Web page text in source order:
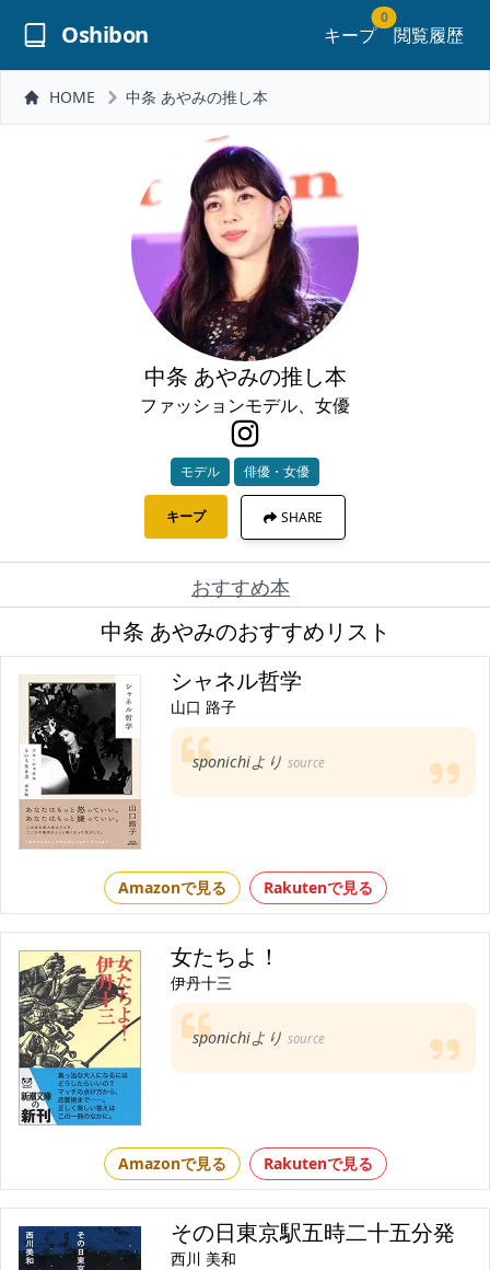
Oshibon キープ
0
閲覧履歴
HOME 中条 あやみの推し本
中条 あやみの推し本
ファッションモデル、女優
モデル 俳優・女優
キープ SHARE
おすすめ本
中条 あやみのおすすめリスト
シャネル哲学
山口 路子
sponichiよりsource
Amazonで見る Rakutenで見る
女たちよ！
伊丹十三
sponichiよりsource
Amazonで見る Rakutenで見る
その日東京駅五時二十五分発
西川 美和